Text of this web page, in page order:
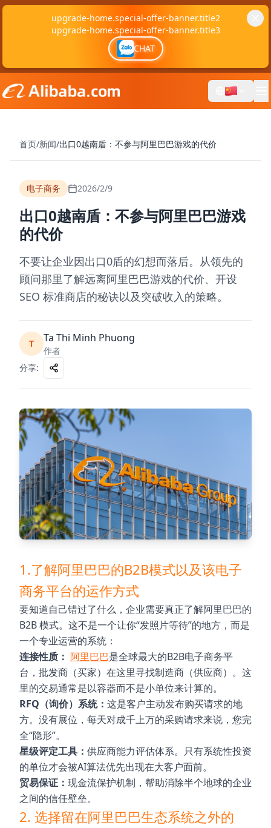
upgrade-home.special-offer-banner.title2
upgrade-home.special-offer-banner.title3
CHAT
首页/新闻/出口0越南盾：不参与阿里巴巴游戏的代价
电子商务 2026/2/9
出口0越南盾：不参与阿里巴巴游戏
的代价
不要让企业因出口0盾的幻想而落后。从领先的
顾问那里了解远离阿里巴巴游戏的代价、开设
SEO 标准商店的秘诀以及突破收入的策略。
T Ta Thi Minh Phuong
作者
分享:
1.了解阿里巴巴的B2B模式以及该电子
商务平台的运作方式
要知道自己错过了什么，企业需要真正了解阿里巴巴的
B2B 模式。这不是一个让你“发照片等待”的地方，而是
一个专业运营的系统：
连接性质： 阿里巴巴是全球最大的B2B电子商务平
台，批发商（买家）在这里寻找制造商（供应商）。这
里的交易通常是以容器而不是小单位来计算的。
RFQ（询价）系统： 这是客户主动发布购买请求的地
方。没有展位，每天对成千上万的采购请求来说，您完
全“隐形”。
星级评定工具： 供应商能力评估体系。只有系统性投资
的单位才会被AI算法优先出现在大客户面前。
贸易保证： 现金流保护机制，帮助消除半个地球的企业
之间的信任壁垒。
2. 选择留在阿里巴巴生态系统之外的